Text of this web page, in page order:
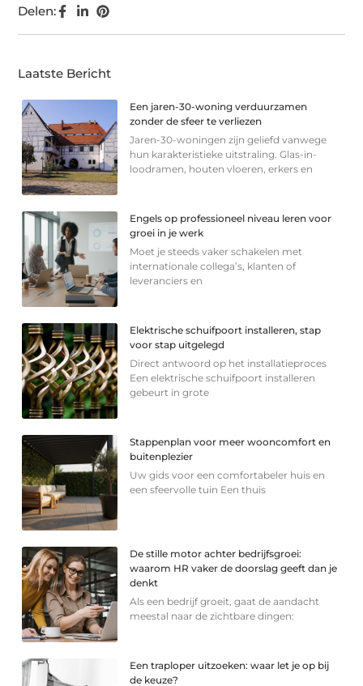
Delen:
Laatste Bericht
Een jaren-30-woning verduurzamen
zonder de sfeer te verliezen
Jaren-30-woningen zijn geliefd vanwege
hun karakteristieke uitstraling. Glas-in-
loodramen, houten vloeren, erkers en
Engels op professioneel niveau leren voor
groei in je werk
Moet je steeds vaker schakelen met
internationale collega’s, klanten of
leveranciers en
Elektrische schuifpoort installeren, stap
voor stap uitgelegd
Direct antwoord op het installatieproces
Een elektrische schuifpoort installeren
gebeurt in grote
Stappenplan voor meer wooncomfort en
buitenplezier
Uw gids voor een comfortabeler huis en
een sfeervolle tuin Een thuis
De stille motor achter bedrijfsgroei:
waarom HR vaker de doorslag geeft dan je
denkt
Als een bedrijf groeit, gaat de aandacht
meestal naar de zichtbare dingen:
Een traploper uitzoeken: waar let je op bij
de keuze?